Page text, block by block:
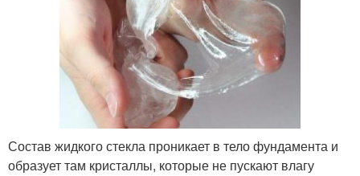
Состав жидкого стекла проникает в тело фундамента и
образует там кристаллы, которые не пускают влагу